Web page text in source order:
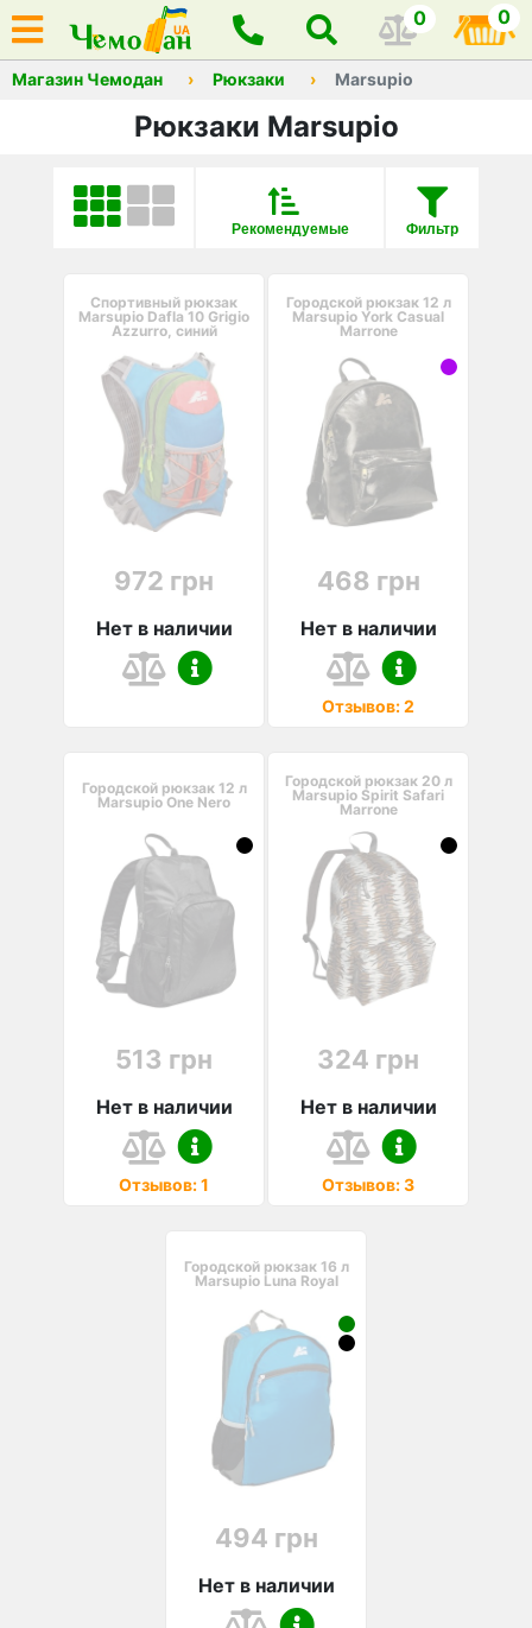
0 0
Магазин Чемодан Рюкзаки Marsupio
Рюкзаки Marsupio
Фильтр
Рекомендуемые
Спортивный рюкзак
Marsupio Dafla 10 Grigio
Azzurro, синий
972 грн
Нет в наличии
Городской рюкзак 12 л
Marsupio York Casual
Marrone
468 грн
Нет в наличии
Отзывов: 2
Городской рюкзак 12 л
Marsupio One Nero
513 грн
Нет в наличии
Отзывов: 1
Городской рюкзак 20 л
Marsupio Spirit Safari
Marrone
324 грн
Нет в наличии
Отзывов: 3
Городской рюкзак 16 л
Marsupio Luna Royal
494 грн
Нет в наличии